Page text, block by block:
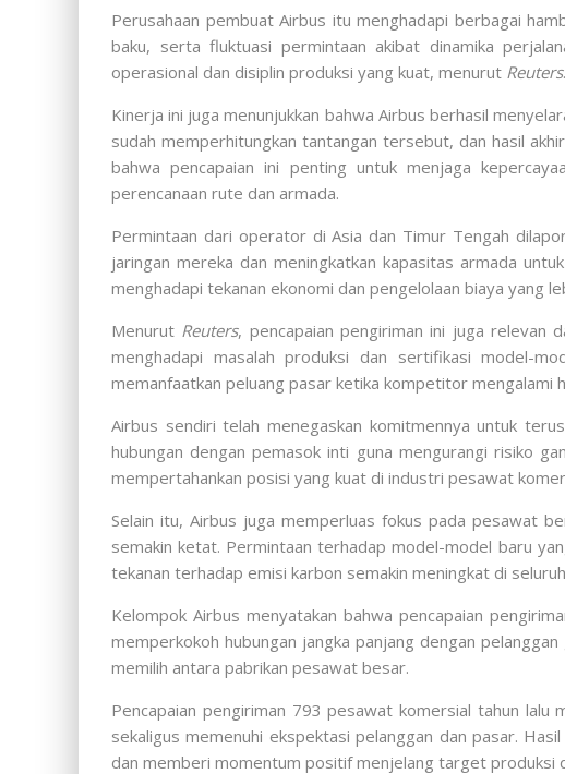
Perusahaan pembuat Airbus itu menghadapi berbagai
baku, serta fluktuasi permintaan akibat dinamika
operasional dan disiplin produksi yang kuat, menurut Reuters.
Kinerja ini juga menunjukkan bahwa Airbus berhasil
sudah memperhitungkan tantangan tersebut, dan hasil
bahwa pencapaian ini penting untuk menjaga
perencanaan rute dan armada.
Permintaan dari operator di Asia dan Timur Tengah
jaringan mereka dan meningkatkan kapasitas armada
menghadapi tekanan ekonomi dan pengelolaan biaya yang
Menurut Reuters, pencapaian pengiriman ini juga relevan
menghadapi masalah produksi dan sertifikasi model-
memanfaatkan peluang pasar ketika kompetitor mengalami
Airbus sendiri telah menegaskan komitmennya untuk
hubungan dengan pemasok inti guna mengurangi risiko
mempertahankan posisi yang kuat di industri pesawat
Selain itu, Airbus juga memperluas fokus pada pesawat
semakin ketat. Permintaan terhadap model-model baru
tekanan terhadap emisi karbon semakin meningkat di
Kelompok Airbus menyatakan bahwa pencapaian
memperkokoh hubungan jangka panjang dengan
memilih antara pabrikan pesawat besar.
Pencapaian pengiriman 793 pesawat komersial tahun lalu
sekaligus memenuhi ekspektasi pelanggan dan pasar.
dan memberi momentum positif menjelang target produksi